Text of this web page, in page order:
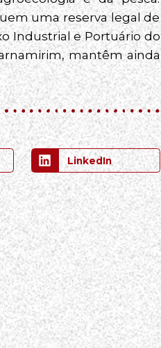
uma reserva legal de
Industrial e Portuário do
mantêm ainda
LinkedIn